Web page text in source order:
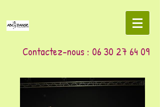
Contactez-nous : 06 30 27 64 09